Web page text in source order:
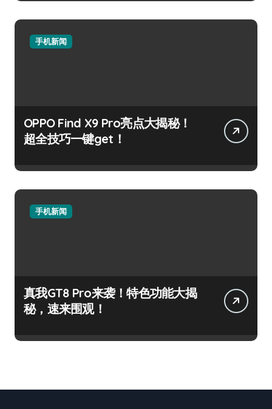
手机新闻
OPPO Find X9 Pro亮点大揭秘！
超全技巧一键get！
手机新闻
真我GT8 Pro来袭！特色功能大揭
秘，速来围观！